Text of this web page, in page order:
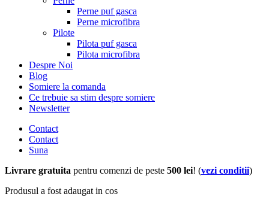
Perne puf gasca
Perne microfibra
Pilote
Pilota puf gasca
Pilota microfibra
Despre Noi
Blog
Somiere la comanda
Ce trebuie sa stim despre somiere
Newsletter
Contact
Contact
Suna
Livrare gratuita pentru comenzi de peste 500 lei! (vezi conditii)
Produsul a fost adaugat in cos